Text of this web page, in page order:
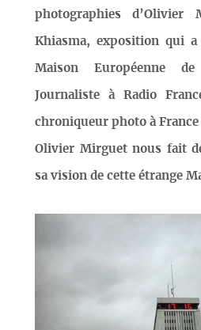
photographies d’Olivier
Khiasma, exposition qui
Maison Européenne
Journaliste à Radio
chroniqueur photo à
Olivier Mirguet nous fait
sa vision de cette étrange